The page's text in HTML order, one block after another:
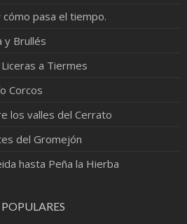
pasa el tiempo.
y Brullés
a Tiermes
Corcos
los valles del Cerrato
del Gromejón
hasta Peña la Hierba